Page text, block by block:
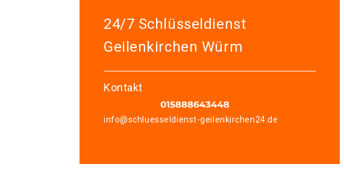
24/7 Schlüsseldienst
Geilenkirchen Würm
Kontakt
info@schluesseldienst-geilenkirchen24.de